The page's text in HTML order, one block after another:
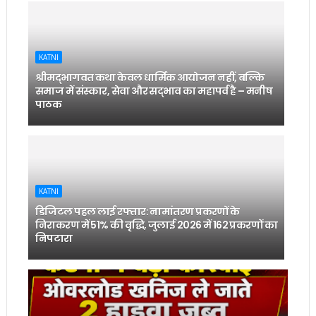
KATNI
श्रीमद्भागवत कथा केवल धार्मिक आयोजन नहीं, बल्कि
समाज में संस्कार, सेवा और सद्भाव का महापर्व है – मनीष
पाठक
KATNI
डिजिटल पहल लाई रफ्तार: नामांतरण प्रकरणों के
निराकरण में 51% की वृद्धि, जुलाई 2026 में 162 प्रकरणों का
निपटारा